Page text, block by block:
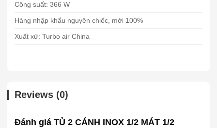
Công suất: 366 W
Hàng nhập khẩu nguyên chiếc, mới 100%
Xuất xứ: Turbo air China
Reviews (0)
Đánh giá TỦ 2 CÁNH INOX 1/2 MÁT 1/2